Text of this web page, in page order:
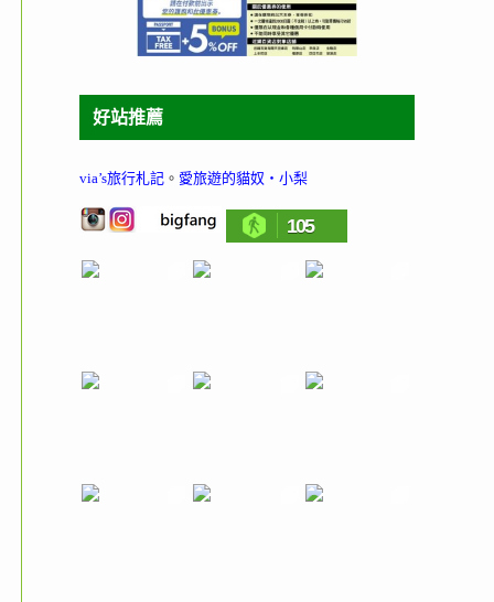
好站推薦
via’s旅行札記 。 愛旅遊的貓奴‧小梨
105